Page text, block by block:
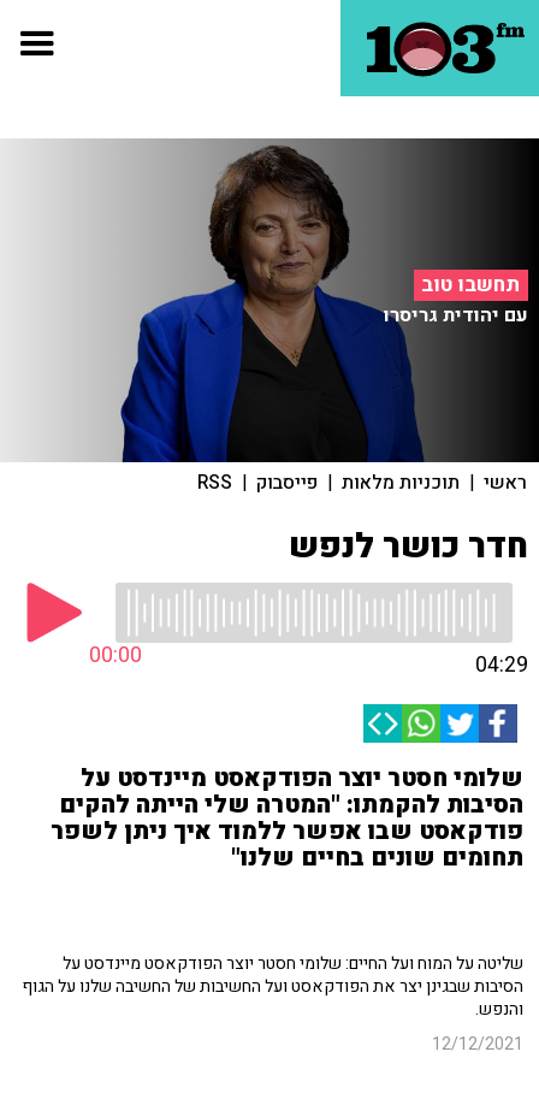
תחשבו טוב
עם יהודית גריסרו
ראשי | תוכניות מלאות | פייסבוק |
RSS
חדר כושר לנפש
00:00 04:29
שלומי חסטר יוצר הפודקאסט מיינדסט על
הסיבות להקמתו: "המטרה שלי הייתה להקים
פודקאסט שבו אפשר ללמוד איך ניתן לשפר
תחומים שונים בחיים שלנו"
שליטה על המוח ועל החיים: שלומי חסטר יוצר הפודקאסט מיינדסט על
הסיבות שבגינן יצר את הפודקאסט ועל החשיבות של החשיבה שלנו על הגוף
והנפש.
12/12/2021